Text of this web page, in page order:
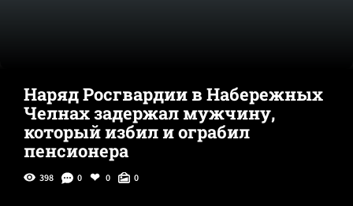
Наряд Росгвардии в Набережных
Челнах задержал мужчину,
который избил и ограбил
пенсионера
398 0 0 0